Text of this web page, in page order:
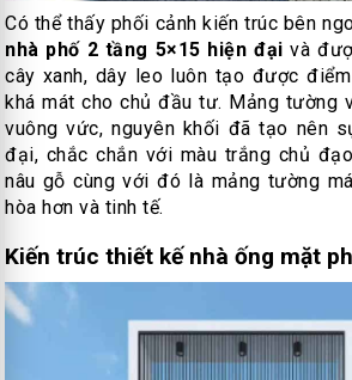
Có thể thấy phối cảnh kiến trúc bên
nhà phố 2 tầng 5×15 hiện đại và
cây xanh, dây leo luôn tạo được
khá mát cho chủ đầu tư. Mảng tường
vuông vức, nguyên khối đã tạo nên
đại, chắc chắn với màu trắng chủ
nâu gỗ cùng với đó là mảng tường
hòa hơn và tinh tế.
Kiến trúc thiết kế nhà ống mặt